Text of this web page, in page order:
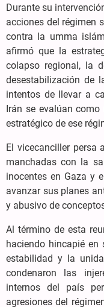
Durante su
acciones del régimen
contra la umma
afirmó que la
colapso regional, la
desestabilización de
intentos de llevar a
Irán se evalúan
estratégico de ese
El vicecanciller persa
manchadas con la
inocentes en Gaza y
avanzar sus planes
y abusivo de
Al término de esta
haciendo hincapié
estabilidad y la
condenaron las
internos del país
agresiones del